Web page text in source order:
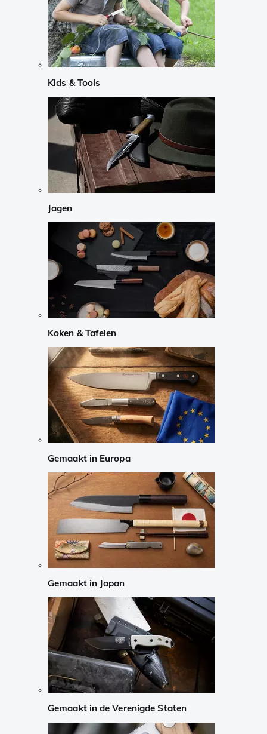
Kids & Tools
Jagen
Koken & Tafelen
Gemaakt in Europa
Gemaakt in Japan
Gemaakt in de Verenigde Staten